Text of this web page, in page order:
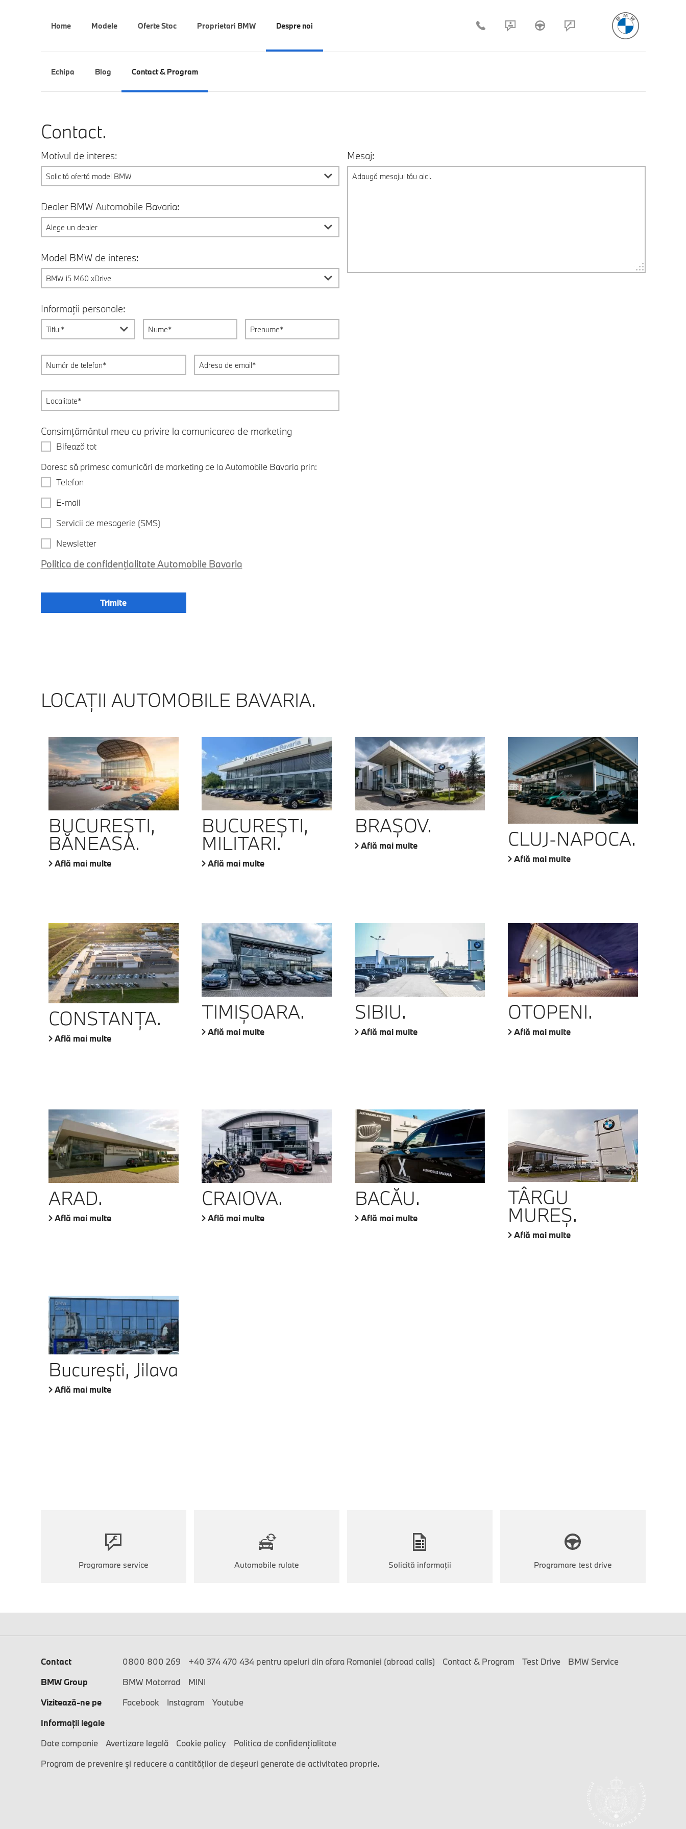
Home Modele Oferte Stoc Proprietari BMW Despre noi
Echipa Blog Contact & Program
Contact.
Motivul de interes:
Solicită ofertă model BMW
Dealer BMW Automobile Bavaria:
Alege un dealer
Model BMW de interes:
BMW i5 M60 xDrive
Informații personale:
Titlul*
Mesaj:
Consimțământul meu cu privire la comunicarea de marketing
Bifează tot
Doresc să primesc comunicări de marketing de la Automobile Bavaria prin:
Telefon
E-mail
Servicii de mesagerie (SMS)
Newsletter
Politica de confidențialitate Automobile Bavaria
LOCAŢII AUTOMOBILE BAVARIA.
BUCUREŞTI,
BĂNEASA.
Află mai multe
BUCUREŞTI,
MILITARI.
Află mai multe
BRAŞOV.
Află mai multe CLUJ-NAPOCA.
Află mai multe
CONSTANŢA.
Află mai multe
TIMIŞOARA.
Află mai multe
SIBIU.
Află mai multe
OTOPENI.
Află mai multe
ARAD.
Află mai multe
CRAIOVA.
Află mai multe
BACĂU.
Află mai multe
TÂRGU
MUREŞ.
Află mai multe
București, Jilava
Află mai multe
Programare service Automobile rulate Solicită informaţii Programare test drive
Contact 0800 800 269 +40 374 470 434 pentru apeluri din afara Romaniei (abroad calls) Contact & Program Test Drive
BMW Service
BMW Group
BMW Motorrad
MINI
Vizitează-ne pe
Facebook Instagram
Youtube
Informaţii legale
Date companie
Avertizare legală Cookie policy
Politica de confidențialitate
Program de prevenire și reducere a cantităților de deșeuri generate de activitatea proprie.